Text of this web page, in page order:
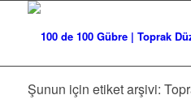
Şunun için etiket arşivi: